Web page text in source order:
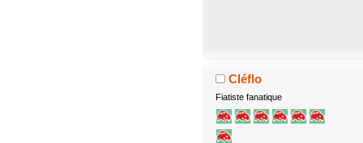
Cléflo
Fiatiste fanatique